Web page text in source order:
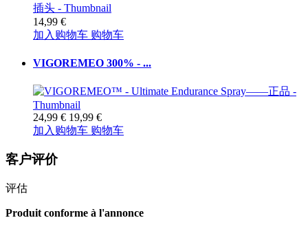
14,99 €
加入购物车 购物车
VIGOREMEO 300% - ...
24,99 € 19,99 €
加入购物车 购物车
客户评价
评估
Produit conforme à l'annonce